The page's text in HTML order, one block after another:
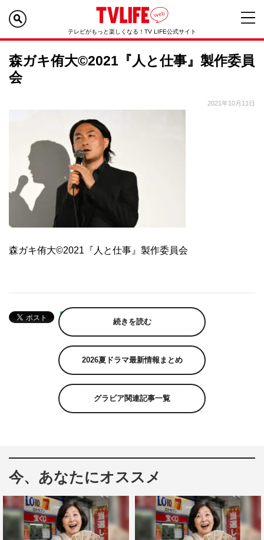
テレビがもっと楽しくなる！TV LIFE公式サイト
森ガキ侑大©2021『人と仕事』製作委員
会
2021年10月11日
森ガキ侑大©2021『人と仕事』製作委員会
続きを読む
2026夏ドラマ最新情報まとめ
グラビア関連記事一覧
今、あなたにオススメ